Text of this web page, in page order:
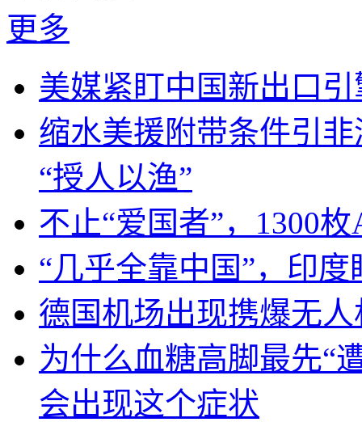
更多
美媒紧盯中国新出口
缩水美援附带条件引
“授人以渔”
不止“爱国者”，1300
“几乎全靠中国”，印
德国机场出现携爆无
为什么血糖高脚最先“
会出现这个症状